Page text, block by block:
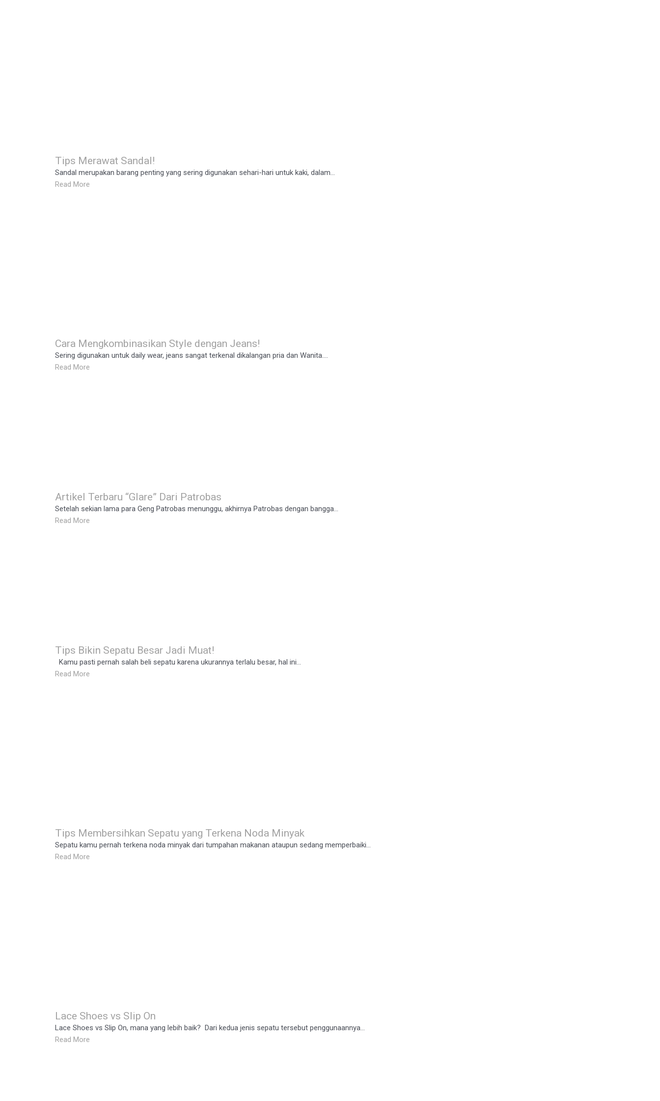
Tips Merawat Sandal!
Sandal merupakan barang penting yang sering digunakan sehari-hari untuk kaki, dalam...
Read More
Cara Mengkombinasikan Style dengan Jeans!
Sering digunakan untuk daily wear, jeans sangat terkenal dikalangan pria dan Wanita....
Read More
Artikel Terbaru “Glare” Dari Patrobas
Setelah sekian lama para Geng Patrobas menunggu, akhirnya Patrobas dengan bangga...
Read More
Tips Bikin Sepatu Besar Jadi Muat!
Kamu pasti pernah salah beli sepatu karena ukurannya terlalu besar, hal ini...
Read More
Tips Membersihkan Sepatu yang Terkena Noda Minyak
Sepatu kamu pernah terkena noda minyak dari tumpahan makanan ataupun sedang memperbaiki...
Read More
Lace Shoes vs Slip On
Lace Shoes vs Slip On, mana yang lebih baik? Dari kedua jenis sepatu tersebut penggunaannya...
Read More